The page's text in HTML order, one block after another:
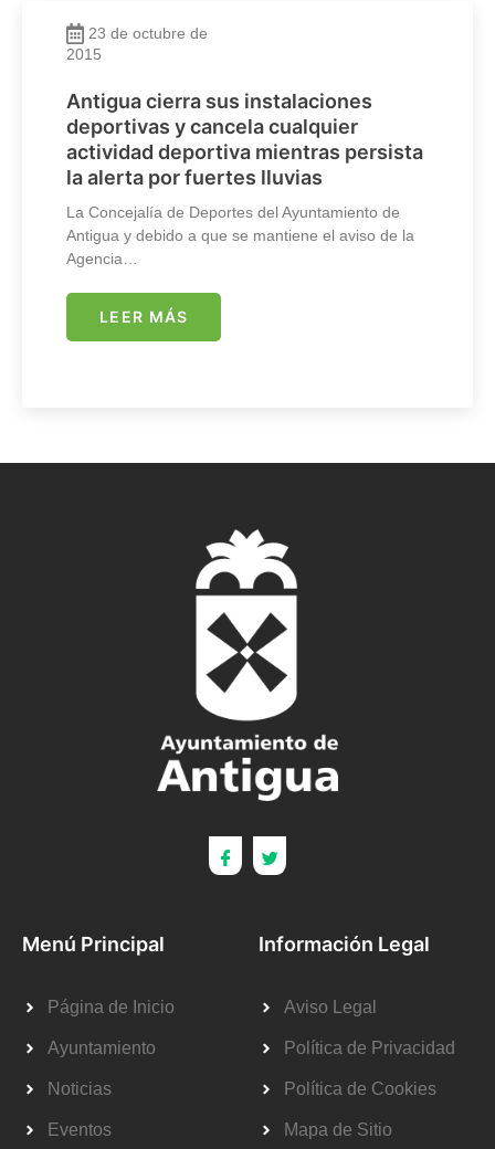
23 de octubre de
2015
Antigua cierra sus instalaciones
deportivas y cancela cualquier
actividad deportiva mientras persista
la alerta por fuertes lluvias
La Concejalía de Deportes del Ayuntamiento de
Antigua y debido a que se mantiene el aviso de la
Agencia…
LEER MÁS
Menú Principal
Página de Inicio
Ayuntamiento
Noticias
Eventos
Información Legal
Aviso Legal
Política de Privacidad
Política de Cookies
Mapa de Sitio